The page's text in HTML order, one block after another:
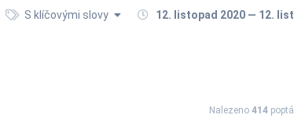
S klíčovými slovy 12. listopad 2020 — 12.
Nalezeno 414